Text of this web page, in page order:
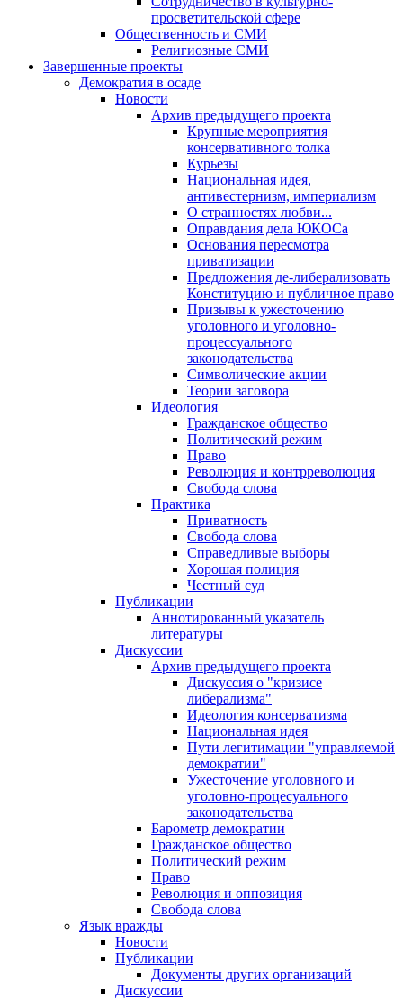
просветительской сфере
Общественность и СМИ
Религиозные СМИ
Завершенные проекты
Демократия в осаде
Новости
Архив предыдущего проекта
Крупные мероприятия
консервативного толка
Курьезы
Национальная идея,
антивестернизм, империализм
О странностях любви...
Оправдания дела ЮКОСа
Основания пересмотра
приватизации
Предложения де-либерализовать
Конституцию и публичное право
Призывы к ужесточению
уголовного и уголовно-
процессуального
законодательства
Символические акции
Теории заговора
Идеология
Гражданское общество
Политический режим
Право
Революция и контрреволюция
Свобода слова
Практика
Приватность
Свобода слова
Справедливые выборы
Хорошая полиция
Честный суд
Публикации
Аннотированный указатель
литературы
Дискуссии
Архив предыдущего проекта
Дискуссия о "кризисе
либерализма"
Идеология консерватизма
Национальная идея
Пути легитимации "управляемой
демократии"
Ужесточение уголовного и
уголовно-процесуального
законодательства
Барометр демократии
Гражданское общество
Политический режим
Право
Революция и оппозиция
Свобода слова
Язык вражды
Новости
Публикации
Документы других организаций
Дискуссии